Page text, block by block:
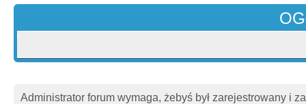
Administrator forum wymaga, żebyś był zarejestrowany i